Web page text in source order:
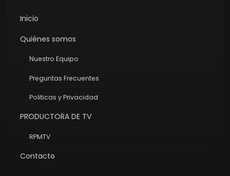
Inicio
Quiénes somos
Nuestro Equipo
Preguntas Frecuentes
Politicas y Privacidad
PRODUCTORA DE TV
RPMTV
Contacto